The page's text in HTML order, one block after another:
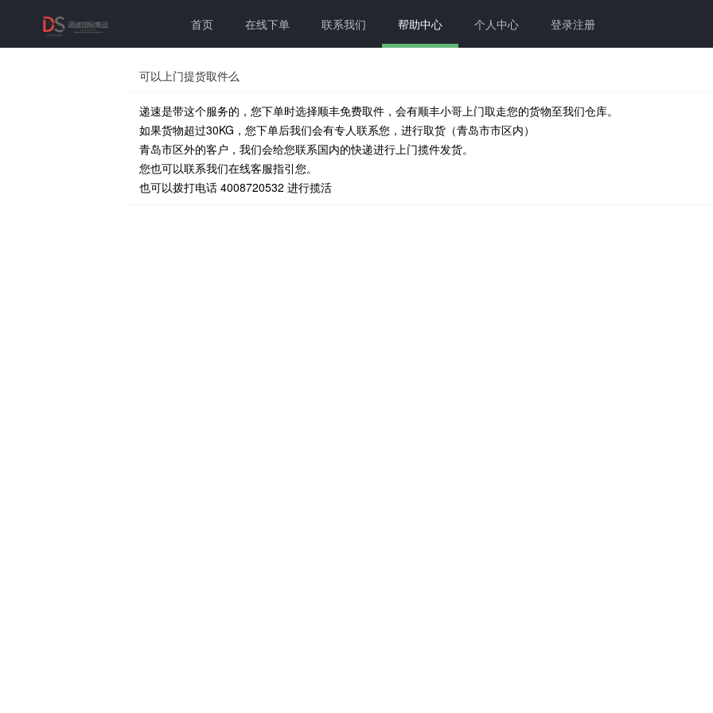
首页 在线下单 联系我们 帮助中心 个人中心 登录注册
可以上门提货取件么
递速是带这个服务的，您下单时选择顺丰免费取件，会有顺丰小哥上门取走您的货物至我们仓库。
如果货物超过30KG，您下单后我们会有专人联系您，进行取货（青岛市市区内）
青岛市区外的客户，我们会给您联系国内的快递进行上门揽件发货。
您也可以联系我们在线客服指引您。
也可以拨打电话 4008720532 进行揽活